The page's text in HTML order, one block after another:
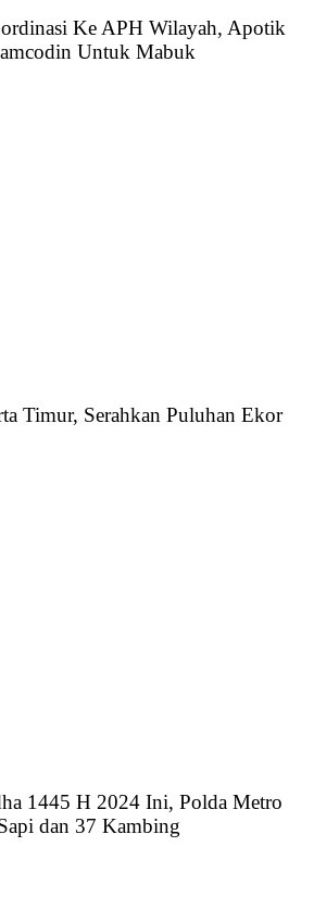
Ke APH Wilayah, Apotik
Untuk Mabuk
Timur, Serahkan Puluhan Ekor
1445 H 2024 Ini, Polda Metro
dan 37 Kambing